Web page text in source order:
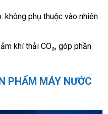
không phụ thuộc vào nhiên
khí thải CO₂, góp phần
PHẨM MÁY NƯỚC